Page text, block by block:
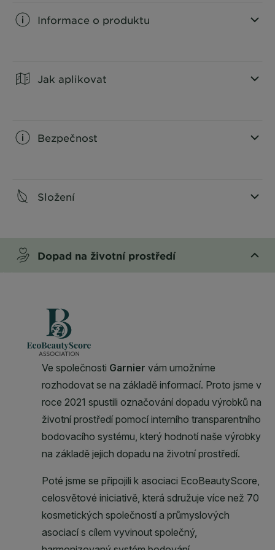
Informace o produktu
Jak aplikovat
Bezpečnost
Složení
Dopad na životní prostředí